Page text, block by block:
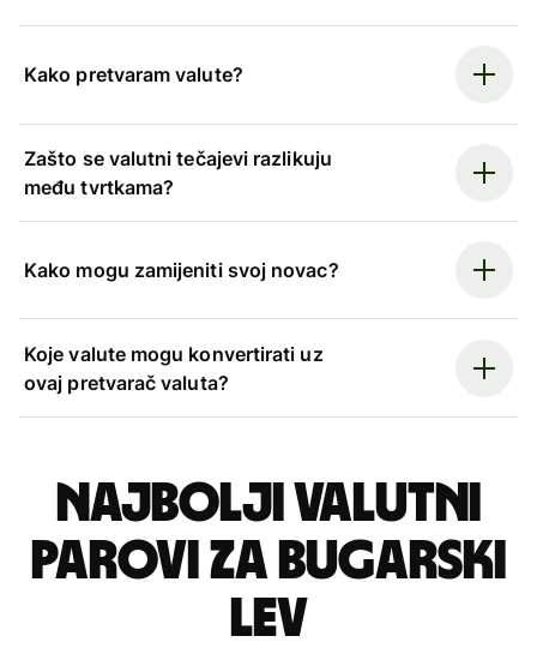
Kako pretvaram valute?
Zašto se valutni tečajevi razlikuju
među tvrtkama?
Kako mogu zamijeniti svoj novac?
Koje valute mogu konvertirati uz
ovaj pretvarač valuta?
Najbolji valutni
parovi za bugarski
lev